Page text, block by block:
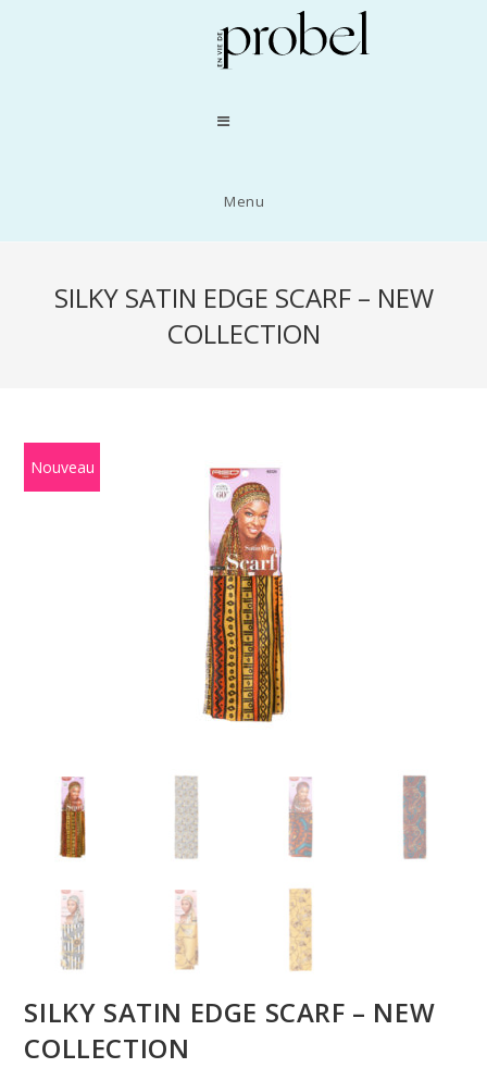
Menu
SILKY SATIN EDGE SCARF – NEW
COLLECTION
Nouveau
SILKY SATIN EDGE SCARF – NEW
COLLECTION